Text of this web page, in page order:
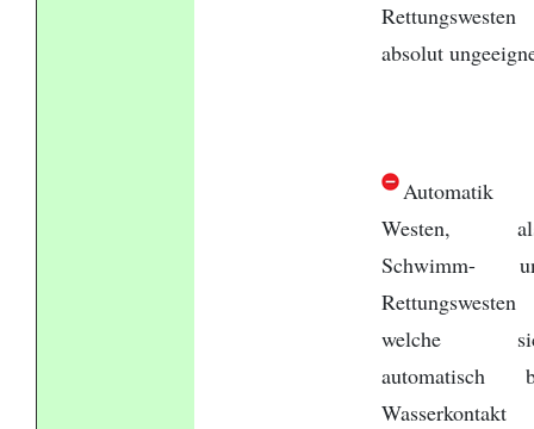
Rettungswesten
absolut
Automatik
Westen,
Schwimm-
Rettungswesten
welche
automatisch
Wasserkontakt